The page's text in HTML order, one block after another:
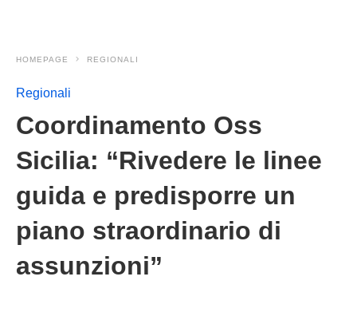
HOMEPAGE REGIONALI
Regionali
Coordinamento Oss
Sicilia: “Rivedere le linee
guida e predisporre un
piano straordinario di
assunzioni”